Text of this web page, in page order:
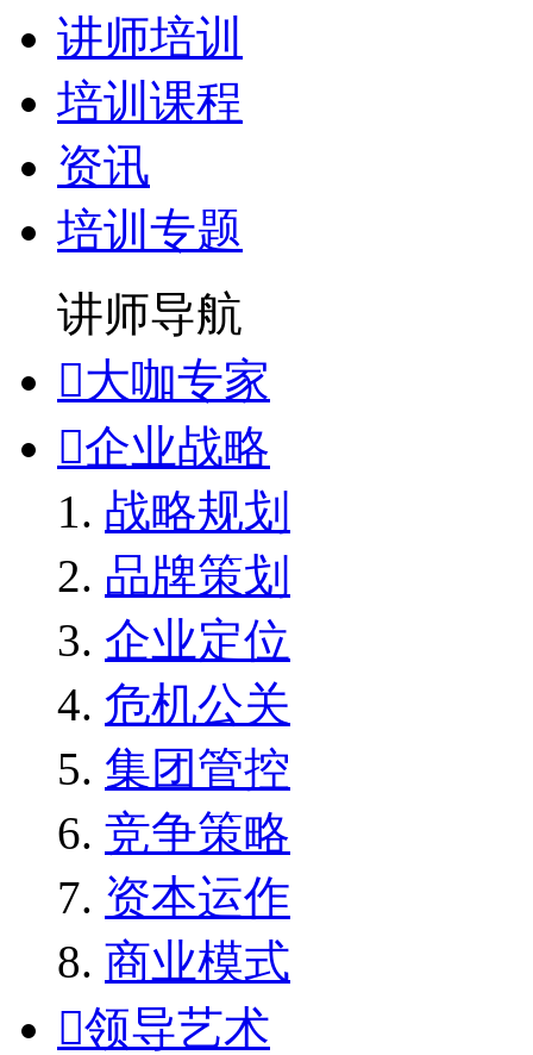
讲师培训
培训课程
资讯
培训专题
讲师导航
大咖专家
企业战略
战略规划
品牌策划
企业定位
危机公关
集团管控
竞争策略
资本运作
商业模式
领导艺术